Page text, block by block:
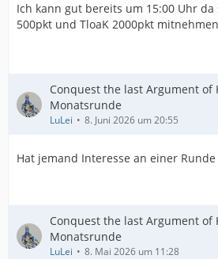
Ich kann gut bereits um 15:00 Uhr
500pkt und TloaK 2000pkt mitnehmen
Conquest the last Argument of
Monatsrunde
LuLei 8. Juni 2026 um 20:55
Hat jemand Interesse an einer Runde
Conquest the last Argument of
Monatsrunde
LuLei 8. Mai 2026 um 11:28